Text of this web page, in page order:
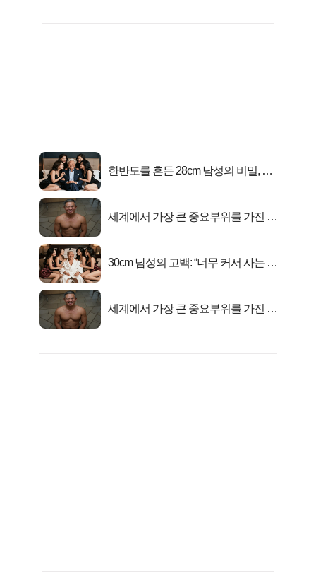
한반도를 흔든 28cm 남성의 비밀, 매
세계에서 가장 큰 중요부위를 가진 남
30cm 남성의 고백: “너무 커서 사는 게
세계에서 가장 큰 중요부위를 가진 남